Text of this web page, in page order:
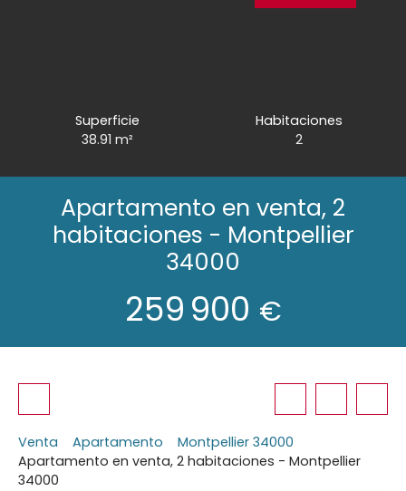
Superficie
38.91 m²
Habitaciones
2
Apartamento en venta, 2
habitaciones - Montpellier
34000
259 900 €
Venta Apartamento
Montpellier 34000
Apartamento en venta, 2 habitaciones - Montpellier
34000